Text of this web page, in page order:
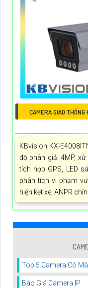
CAMERA GIAO
KBvision KX-
độ phân giải 4MP,
tích hợp GPS, LED
phân tích vi phạm
hiện kẹt xe, ANPR
Top 5 Camera Có
Báo Giá Camera IP